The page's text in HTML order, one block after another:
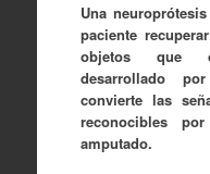
Una
paciente
objetos que
desarrollado
convierte las
reconocibles
amputado.